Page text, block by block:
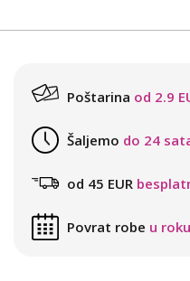
Poštarina od 2.9
Šaljemo do 24
od 45 EUR
Povrat robe u